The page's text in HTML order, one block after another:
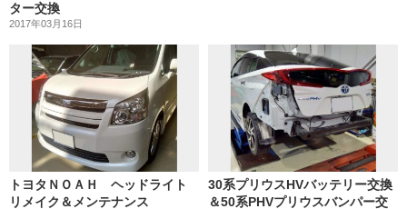
ター交換
2017年03月16日
トヨタＮＯＡＨ ヘッドライト
リメイク＆メンテナンス
30系プリウスHVバッテリー交換
＆50系PHVプリウスバンパー交